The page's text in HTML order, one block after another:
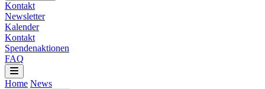
Kontakt
Newsletter
Kalender
Kontakt
Spendenaktionen
FAQ
Home News